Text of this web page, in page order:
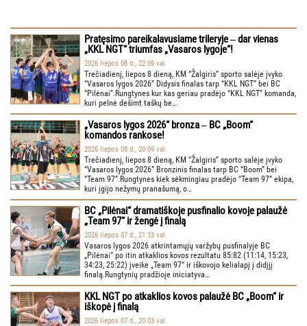
Pratęsimo pareikalavusiame trileryje ‒ dar vienas
„KKL NGT“ triumfas „Vasaros lygoje“!
2026 liepos 08 d., 22:09 val.
Trečiadienį, liepos 8 dieną, KM “Žalgiris” sporto salėje įvyko
“Vasaros lygos 2026” Didysis finalas tarp “KKL NGT” bei BC
“Pilėnai”.Rungtynes kur kas geriau pradėjo “KKL NGT” komanda,
kuri pelnė dešimt taškų be…
„Vasaros lygos 2026“ bronza ‒ BC „Boom“
komandos rankose!
2026 liepos 08 d., 20:09 val.
Trečiadienį, liepos 8 dieną, KM “Žalgiris” sporto salėje įvyko
“Vasaros lygos 2026” Bronzinis finalas tarp BC “Boom” bei
“Team 97”.Rungtynes kiek sėkmingiau pradėjo “Team 97” ekipa,
kuri įgijo nežymų pranašumą, o…
BC „Pilėnai“ dramatiškoje pusfinalio kovoje palaužė
„Team 97“ ir žengė į finalą
2026 liepos 07 d., 21:33 val.
Vasaros lygos 2026 atkrintamųjų varžybų pusfinalyje BC
„Pilėnai“ po itin atkaklios kovos rezultatu 85:82 (11:14, 15:23,
34:23, 25:22) įveikė „Team 97“ ir iškovojo kelialapį į didįjį
finalą.Rungtynių pradžioje iniciatyva…
KKL NGT po atkaklios kovos palaužė BC „Boom“ ir
iškopė į finalą
2026 liepos 07 d., 20:03 val.